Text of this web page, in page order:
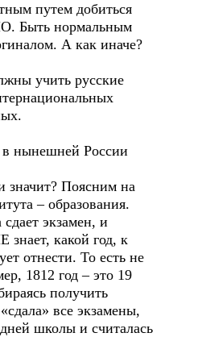
путем добиться
Быть нормальным
А как иначе?
учить русские
нынешней России
значит? Поясним на
– образования.
экзамен, и
знает, какой год, к
отнести. То есть не
1812 год – это 19
получить
все экзамены,
школы и считалась